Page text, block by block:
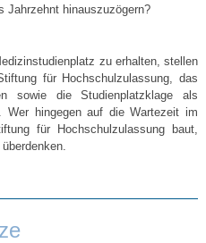
Jahrzehnt hinauszuzögern?
zu erhalten, stellen
für Hochschulzulassung, das
sowie die Studienplatzklage als
Wer hingegen auf die Wartezeit im
für Hochschulzulassung baut,